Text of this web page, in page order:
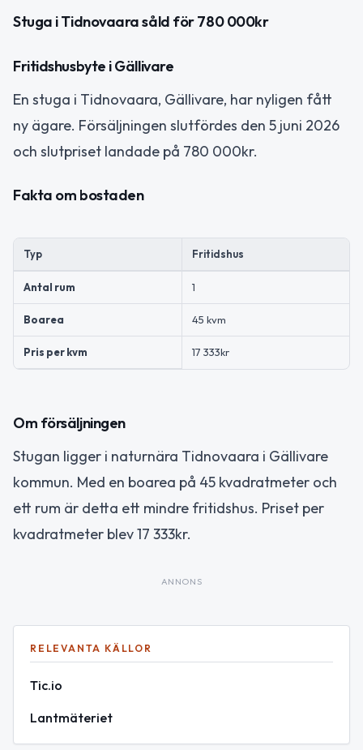
Stuga i Tidnovaara såld för 780 000kr
Fritidshusbyte i Gällivare
En stuga i Tidnovaara, Gällivare, har nyligen fått
ny ägare. Försäljningen slutfördes den 5 juni 2026
och slutpriset landade på 780 000kr.
Fakta om bostaden
Typ Fritidshus
Antal rum 1
Boarea 45 kvm
Pris per kvm 17 333kr
Om försäljningen
Stugan ligger i naturnära Tidnovaara i Gällivare
kommun. Med en boarea på 45 kvadratmeter och
ett rum är detta ett mindre fritidshus. Priset per
kvadratmeter blev 17 333kr.
ANNONS
RELEVANTA KÄLLOR
Tic.io
Lantmäteriet